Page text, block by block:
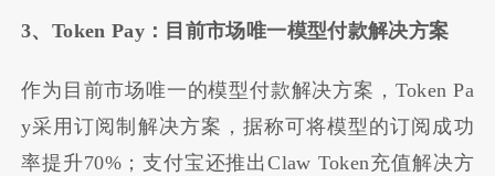
3、Token Pay：目前市场唯一模型付款解决方案
作为目前市场唯一的模型付款解决方案，Token Pa
y采用订阅制解决方案，据称可将模型的订阅成功
率提升70%；支付宝还推出Claw Token充值解决方